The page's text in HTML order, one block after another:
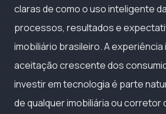
claras de como o uso inteligente
processos, resultados e
imobiliário brasileiro. A experiência
aceitação crescente dos
investir em tecnologia é parte
de qualquer imobiliária ou corretor